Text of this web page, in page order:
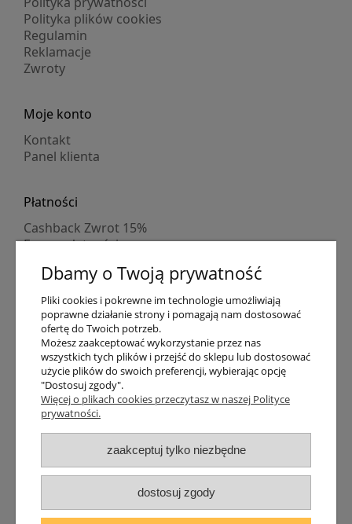
Polityka plików cookies
Regulamin
Reklamacje
Zwroty
Moje konto
Kontakt
Panel klienta
Płatności
Cashback Zwrot 15%
Formy płatności
Numer konta
PayPo kupujesz, nie płacisz
Progi rabatowe
Promocje
Dostawa
Czas wysyłki
Dostawa
Śledzenie przesyłki GLS
Śledzenie przesyłki DPD
Shipping abroad
Zarejestruj się /Zaloguj się
Dbamy o Twoją prywatność
Pliki cookies i pokrewne im technologie umożliwiają
poprawne działanie strony i pomagają nam dostosować
ofertę do Twoich potrzeb.
Możesz zaakceptować wykorzystanie przez nas
wszystkich tych plików i przejść do sklepu lub dostosować
użycie plików do swoich preferencji, wybierając opcję
"Dostosuj zgody".
Więcej o plikach cookies przeczytasz w naszej Polityce
prywatności.
zaakceptuj tylko niezbędne
dostosuj zgody